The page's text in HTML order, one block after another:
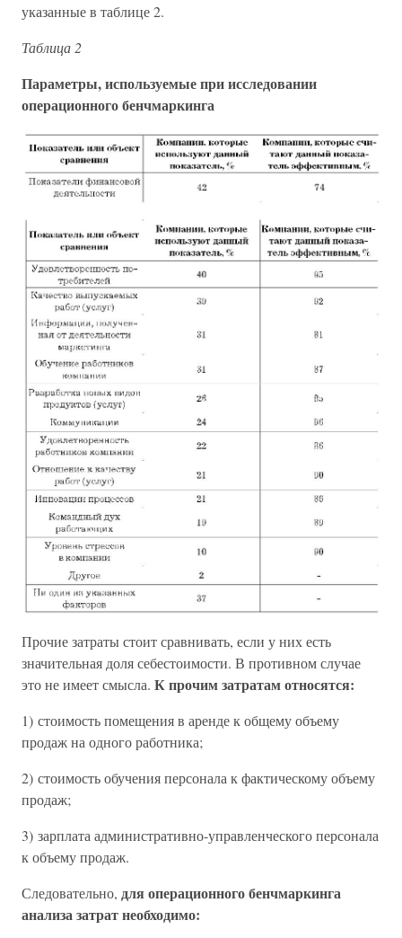
указанные в таблице 2.
Таблица 2
Параметры, используемые при исследовании
операционного бенчмаркинга
Прочие затраты стоит сравнивать, если у них есть
значительная доля себестоимости. В противном случае
это не имеет смысла. К прочим затратам относятся:
1) стоимость помещения в аренде к общему объему
продаж на одного работника;
2) стоимость обучения персонала к фактическому объему
продаж;
3) зарплата административно-управленческого персонала
к объему продаж.
Следовательно, для операционного бенчмаркинга
анализа затрат необходимо: